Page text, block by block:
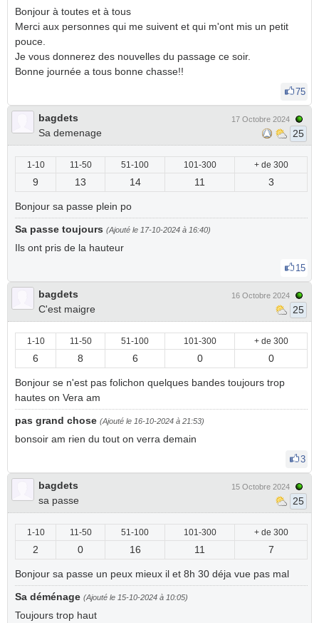
Bonjour à toutes et à tous
Merci aux personnes qui me suivent et qui m'ont mis un petit
pouce.
Je vous donnerez des nouvelles du passage ce soir.
Bonne journée a tous bonne chasse!!
75
bagdets
Sa demenage
17 Octobre 2024
25
1-10 11-50 51-100 101-300 + de 300
9 13 14 11 3
Bonjour sa passe plein po
Sa passe toujours (Ajouté le 17-10-2024 à 16:40)
Ils ont pris de la hauteur
15
bagdets
C'est maigre
16 Octobre 2024
25
1-10 11-50 51-100 101-300 + de 300
6 8 6 0 0
Bonjour se n'est pas folichon quelques bandes toujours trop
hautes on Vera am
pas grand chose (Ajouté le 16-10-2024 à 21:53)
bonsoir am rien du tout on verra demain
3
bagdets
sa passe
15 Octobre 2024
25
1-10 11-50 51-100 101-300 + de 300
2 0 16 11 7
Bonjour sa passe un peux mieux il et 8h 30 déja vue pas mal
Sa déménage (Ajouté le 15-10-2024 à 10:05)
Toujours trop haut